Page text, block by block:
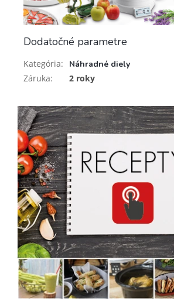
Dodatočné parametre
Kategória:
Náhradné diely
Záruka: 2 roky